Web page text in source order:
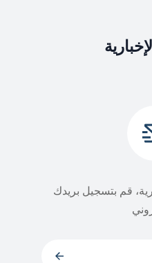
قم بتسجيل بريدك